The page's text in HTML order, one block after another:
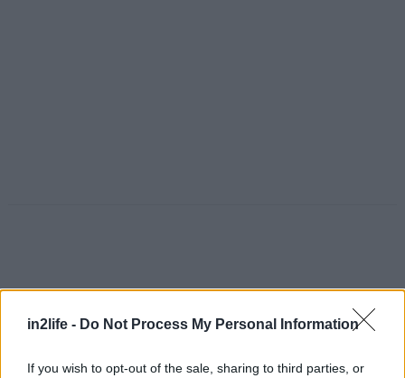
in2life - Do Not Process My Personal Information
If you wish to opt-out of the sale, sharing to third parties, or